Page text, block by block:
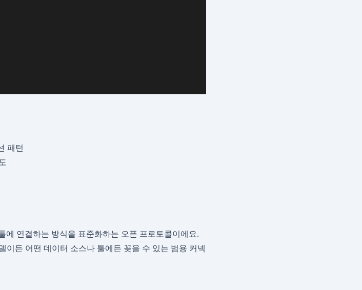
패턴
에 연결하는 방식을 표준화하는 오픈 프로토콜이에요.
든 어떤 데이터 소스나 툴에든 꽂을 수 있는 범용 커넥